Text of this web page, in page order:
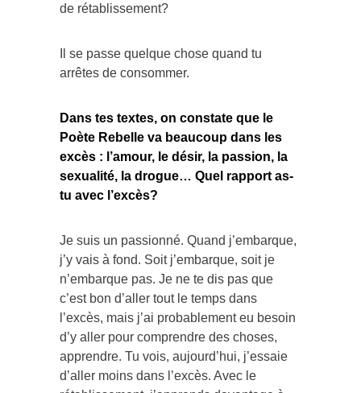
de rétablissement?
Il se passe quelque chose quand tu
arrêtes de consommer.
Dans tes textes, on constate que le
Poète Rebelle va beaucoup dans les
excès : l’amour, le désir, la passion, la
sexualité, la drogue… Quel rapport as-
tu avec l’excès?
Je suis un passionné. Quand j’embarque,
j’y vais à fond. Soit j’embarque, soit je
n’embarque pas. Je ne te dis pas que
c’est bon d’aller tout le temps dans
l’excès, mais j’ai probablement eu besoin
d’y aller pour comprendre des choses,
apprendre. Tu vois, aujourd’hui, j’essaie
d’aller moins dans l’excès. Avec le